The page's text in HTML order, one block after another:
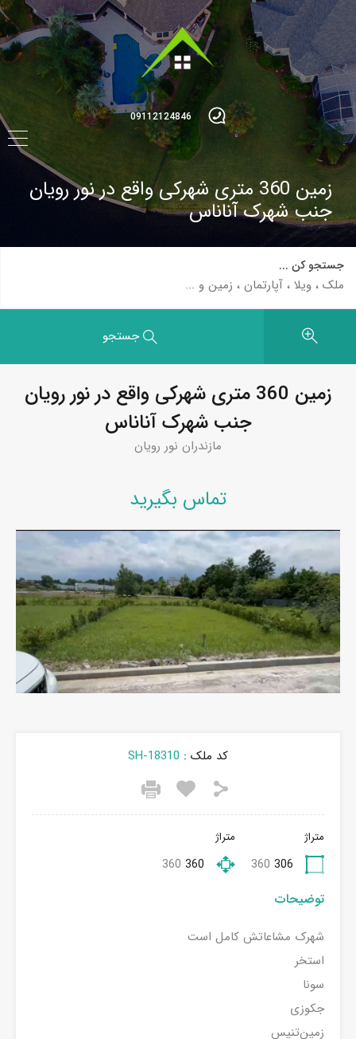
09112124846
زمین 360 متری شهرکی واقع در نور رویان
جنب شهرک آناناس
جستجو کن ...
جستجو
زمین 360 متری شهرکی واقع در نور رویان
جنب شهرک آناناس
مازندران نور رویان
تماس بگیرید
کد ملک :
متراژ
306
360
متراژ
360
360
توضیحات
شهرک مشاعاتش کامل است
استخر
سونا
جکوزی
زمین‌تنیس